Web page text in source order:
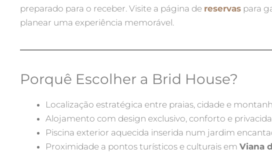
preparado para o receber. Visite a página de reservas para
planear uma experiência memorável.
Porquê Escolher a Brid House?
Localização estratégica entre praias, cidade e
Alojamento com design exclusivo, conforto e
Piscina exterior aquecida inserida num jardim
Proximidade a pontos turísticos e culturais em Viana